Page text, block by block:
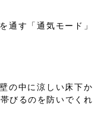
通す「通気モード」
の中に涼しい床下か
びるのを防いでくれ